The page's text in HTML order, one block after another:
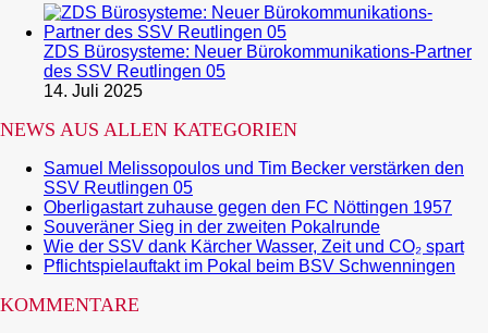
ZDS Bürosysteme: Neuer Bürokommunikations-Partner
des SSV Reutlingen 05
14. Juli 2025
NEWS AUS ALLEN KATEGORIEN
Samuel Melissopoulos und Tim Becker verstärken den
SSV Reutlingen 05
Oberligastart zuhause gegen den FC Nöttingen 1957
Souveräner Sieg in der zweiten Pokalrunde
Wie der SSV dank Kärcher Wasser, Zeit und CO₂ spart
Pflichtspielauftakt im Pokal beim BSV Schwenningen
KOMMENTARE